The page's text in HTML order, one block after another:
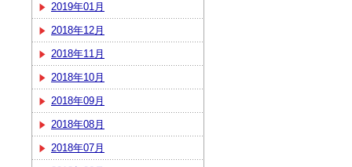
2019年01月
2018年12月
2018年11月
2018年10月
2018年09月
2018年08月
2018年07月